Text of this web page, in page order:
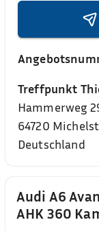
Audi A6
AHK 360
Treffpunkt
Hammerweg
64720
Deutschland